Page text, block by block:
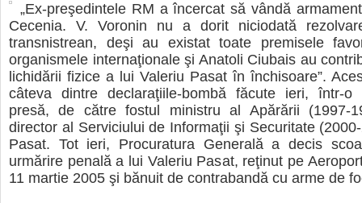
„Ex-preşedintele RM a încercat să vândă
Cecenia. V. Voronin nu a dorit niciodată
transnistrean, deşi au existat toate premisele
organismele internaţionale şi Anatoli Ciubais au
lichidării fizice a lui Valeriu Pasat în închisoare”.
câteva dintre declaraţiile-bombă făcute ieri, într-o
presă, de către fostul ministru al Apărării (1997-
director al Serviciului de Informaţii şi Securitate
Pasat. Tot ieri, Procuratura Generală a decis
urmărire penală a lui Valeriu Pasat, reţinut pe
11 martie 2005 şi bănuit de contrabandă cu arme de